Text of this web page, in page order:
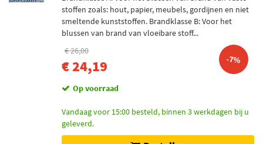
stoffen zoals: hout, papier, meubels, gordijnen en niet
smeltende kunststoffen. Brandklasse B: Voor het
blussen van brand van vloeibare stoff...
€ 26,00
€ 24,19 -7%
Op voorraad
Vandaag voor 15:00 besteld, binnen 3 werkdagen bij u
geleverd.